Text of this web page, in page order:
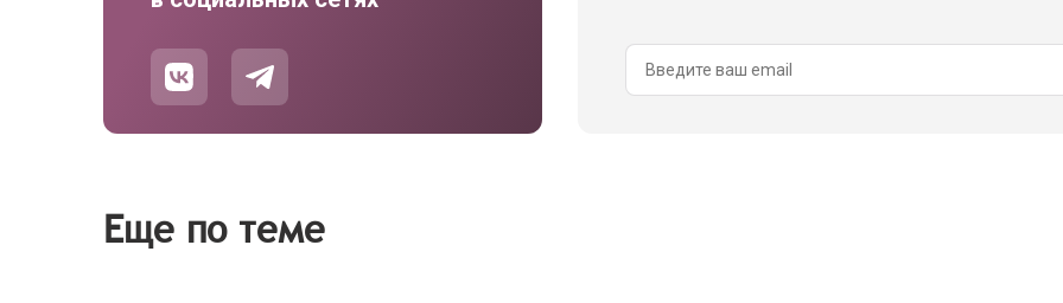
Еще по теме